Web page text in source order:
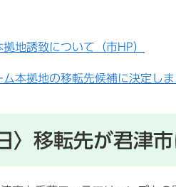
地誘致について（市HP）
本拠地の移転先候補に決定しま
〉移転先が君津市